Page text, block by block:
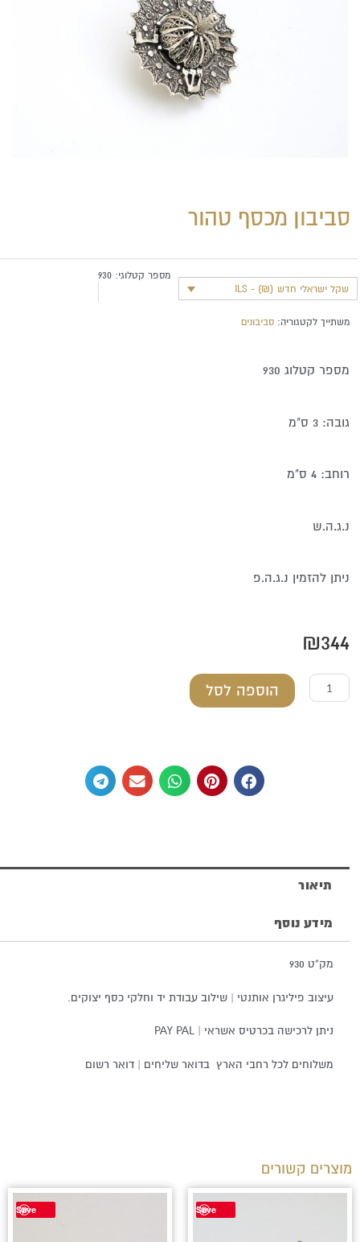
סביבון מכסף טהור
שקל ישראלי חדש (₪) - ILS
מספר קטלוגי:930
משתייך לקטגוריה: סביבונים
מספר קטלוג 930
גובה: 3 ס"מ
רוחב: 4 ס"מ
נ.ג.ה.ש
ניתן להזמין נ.ג.ה.פ
₪344
הוספה לסל
תיאור
מידע נוסף
מק"ט 930
עיצוב פיליגרן אותנטי | שילוב עבודת יד וחלקי כסף יצוקים.
ניתן לרכישה בכרטיס אשראי | PAY PAL
משלוחים לכל רחבי הארץ בדואר שליחים | דואר רשום
מוצרים קשורים
Save
Save